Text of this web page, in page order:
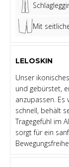
Mit
LELOSKIN
Unser
und gebürstet,
anzupassen.
schnell, behält
Tragegefühl im
sorgt für ein